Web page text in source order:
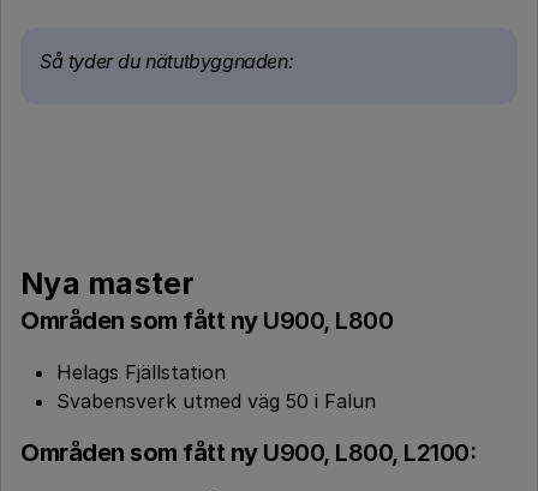
Så tyder du nätutbyggnaden:
Nya master
Områden som fått ny U900, L800
Helags Fjällstation
Svabensverk utmed väg 50 i Falun
Områden som fått ny U900, L800, L2100: